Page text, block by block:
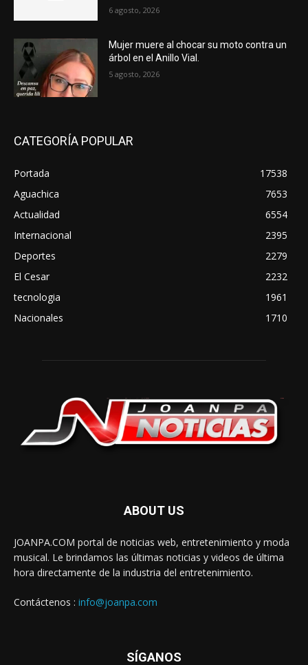
6 agosto, 2026
Mujer muere al chocar su moto contra un
árbol en el Anillo Vial.
5 agosto, 2026
CATEGORÍA POPULAR
Portada
17538
Aguachica
7653
Actualidad
6554
Internacional
2395
Deportes
2279
El Cesar
2232
tecnologia
1961
Nacionales
1710
ABOUT US
JOANPA.COM portal de noticias web, entretenimiento y moda
musical. Le brindamos las últimas noticias y videos de última
hora directamente de la industria del entretenimiento.
Contáctenos : info@joanpa.com
SÍGANOS